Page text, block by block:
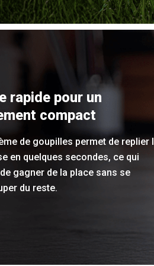
rapide pour un
compact
de goupilles permet de replier
en quelques secondes, ce qui
gagner de la place sans se
du reste.